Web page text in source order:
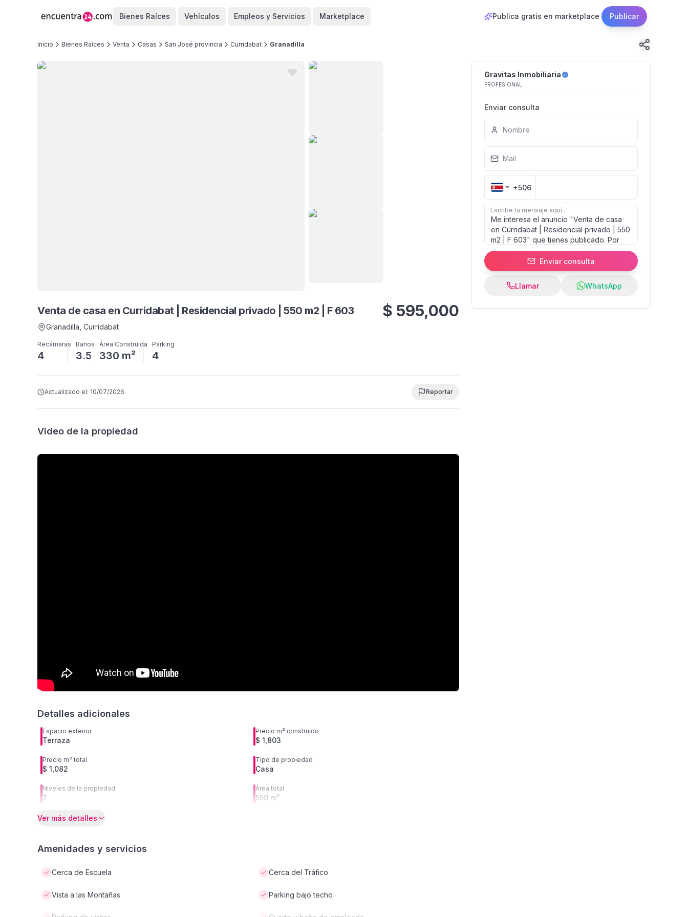
Bienes Raíces Vehículos Empleos y Servicios Marketplace Publica gratis en marketplace Publicar
Inicio Bienes Raíces Venta Casas San José provincia Curridabat Granadilla
Venta de casa en Curridabat | Residencial privado | 550 m2 | F 603
Granadilla , Curridabat
Recámaras
4
Baños
3.5
Área Construida
330 m²
Parking
4
$ 595,000
Actualizado el: 10/07/2026 Reportar
Video de la propiedad
Detalles adicionales
Espacio exterior
Terraza
Precio m² construido
$ 1,803
Precio m² total
$ 1,082
Tipo de propiedad
Casa
Niveles de la propiedad
2
Área total
550 m²
Ver más detalles
Amenidades y servicios
Cerca de Escuela Cerca del Tráfico
Vista a las Montañas Parking bajo techo
Gravitas Inmobiliaria
PROFESIONAL
Enviar consulta
Nombre
Mail
+506
Escribe tu mensaje aquí...
Enviar consulta
Llamar WhatsApp